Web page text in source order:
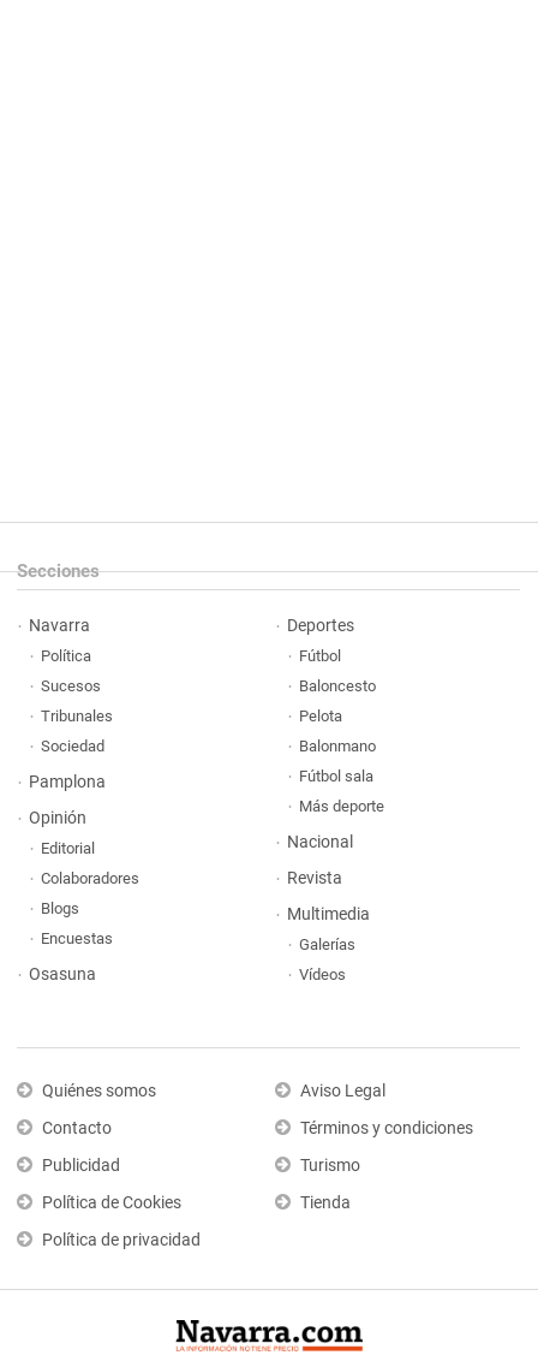
Secciones
Navarra
Política
Sucesos
Tribunales
Sociedad
Pamplona
Opinión
Editorial
Colaboradores
Blogs
Encuestas
Osasuna
Deportes
Fútbol
Baloncesto
Pelota
Balonmano
Fútbol sala
Más deporte
Nacional
Revista
Multimedia
Galerías
Vídeos
Quiénes somos
Contacto
Publicidad
Política de Cookies
Política de privacidad
Aviso Legal
Términos y condiciones
Turismo
Tienda